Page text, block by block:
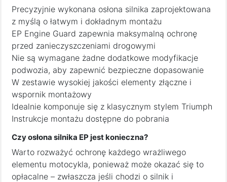
Precyzyjnie wykonana osłona silnika zaprojektowana
z myślą o łatwym i dokładnym montażu
EP Engine Guard zapewnia maksymalną ochronę
przed zanieczyszczeniami drogowymi
Nie są wymagane żadne dodatkowe modyfikacje
podwozia, aby zapewnić bezpieczne dopasowanie
W zestawie wysokiej jakości elementy złączne i
wspornik montażowy
Idealnie komponuje się z klasycznym stylem Triumph
Instrukcje montażu dostępne do pobrania
Czy osłona silnika EP jest konieczna?
Warto rozważyć ochronę każdego wrażliwego
elementu motocykla, ponieważ może okazać się to
opłacalne – zwłaszcza jeśli chodzi o silnik i